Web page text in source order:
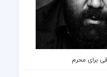
برای محرم